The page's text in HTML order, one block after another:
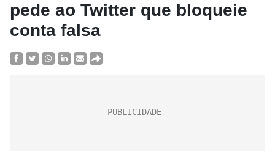
pede ao Twitter que bloqueie
conta falsa